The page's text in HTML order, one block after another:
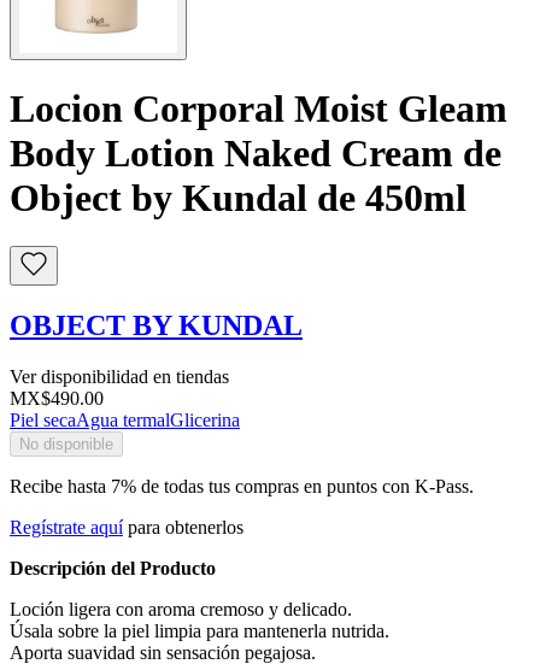
Locion Corporal Moist Gleam
Body Lotion Naked Cream de
Object by Kundal de 450ml
OBJECT BY KUNDAL
Ver disponibilidad en tiendas
MX$490.00
Piel secaAgua termalGlicerina
No disponible
Recibe hasta 7% de todas tus compras en puntos con K-Pass.
Regístrate aquí para obtenerlos
Descripción del Producto
Loción ligera con aroma cremoso y delicado.
Úsala sobre la piel limpia para mantenerla nutrida.
Aporta suavidad sin sensación pegajosa.